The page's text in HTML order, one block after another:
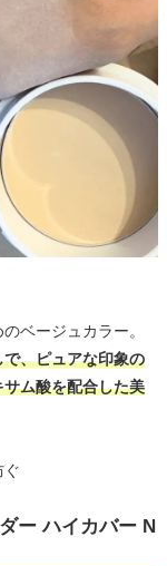
ベージュカラー。
で、ピュアな印象の
サム酸を配合した美
ぐ
ー ハイカバー N